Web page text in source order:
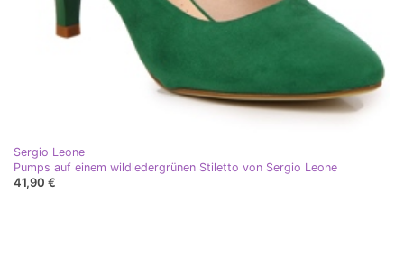
Sergio Leone
Pumps auf einem wildledergrünen Stiletto von Sergio Leone
41,90 €